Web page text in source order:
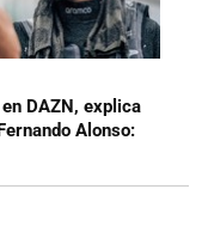
DAZN, explica
Alonso: